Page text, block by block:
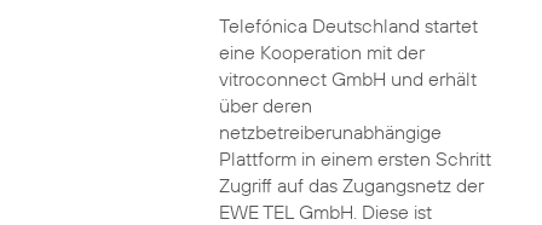
Telefónica Deutschland startet
eine Kooperation mit der
vitroconnect GmbH und erhält
über deren
netzbetreiberunabhängige
Plattform in einem ersten Schritt
Zugriff auf das Zugangsnetz der
EWE TEL GmbH. Diese ist